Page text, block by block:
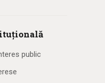
public